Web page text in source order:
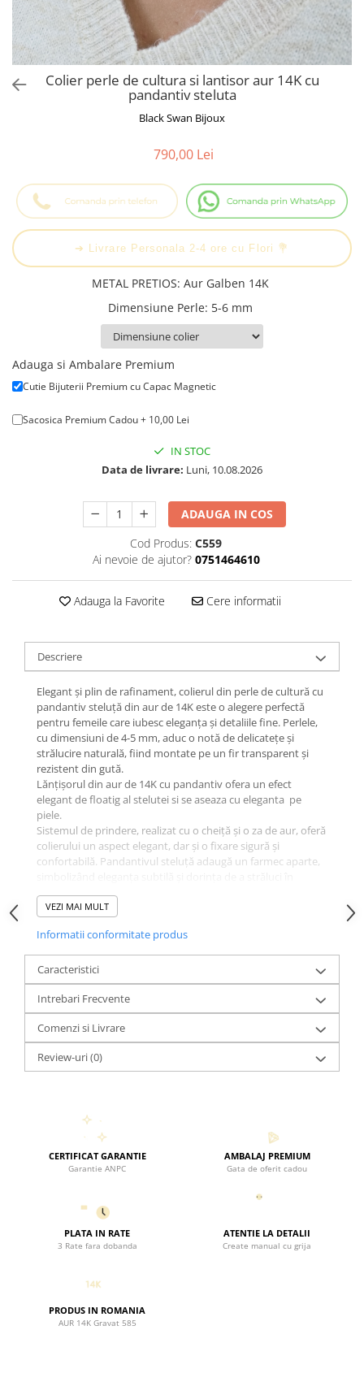
Cadouri pentru Absolvire
Cadou Educatoare / Invatatoare /
Profesoare
Cadouri Cupluri
Cercei din aur
Bijuterii Profesii
Bijuterii Pasiuni & Hobby
Bijuterii Tematice Sport
Bijuterii cu mesaj Motivational
Bijuterii personalizate cu poza
Colier perle de cultura si lantisor aur 14K cu
pandantiv steluta
Black Swan Bijoux
790,00 Lei
➔ Livrare Personala 2-4 ore cu Flori 💐
METAL PRETIOS: Aur Galben 14K
Dimensiune Perle: 5-6 mm
Adauga si Ambalare Premium
Cutie Bijuterii Premium cu Capac Magnetic
Sacosica Premium Cadou + 10,00 Lei
IN STOC
Data de livrare: Luni, 10.08.2026
ADAUGA IN COS
Cod Produs: C559
Ai nevoie de ajutor? 0751464610
Adauga la Favorite Cere informatii
Descriere
Elegant și plin de rafinament, colierul din perle de cultură cu
pandantiv steluță din aur de 14K este o alegere perfectă
pentru femeile care iubesc eleganța și detaliile fine. Perlele,
cu dimensiuni de 4-5 mm, aduc o notă de delicatețe și
strălucire naturală, fiind montate pe un fir transparent și
rezistent din gută.
Lănțișorul din aur de 14K cu pandantiv ofera un efect
elegant de floatig al stelutei si se aseaza cu eleganta pe
piele.
Sistemul de prindere, realizat cu o cheiță și o za de aur, oferă
colierului un aspect elegant, dar și o fixare sigură și
confortabilă. Pandantivul steluță adaugă un farmec aparte,
fiecare moment.
Un cadou ideal sau o piesă esențială pentru colecția ta de
unul dintre accesoriile preferate, gata să îți completeze orice
ținută cu o notă de sofisticare unică.
Acest colier este livrat într-un ambalaj premium, ideal pentru
a fi oferit cadou, oferind în același timp o experiență unică
de unboxing. Este o piesă esențială pentru colecția ta de
bijuterii, gata să îți completeze orice ținută cu o notă
luxurianta.
VEZI MAI MULT
Informatii conformitate produs
Caracteristici
Intrebari Frecvente
Comenzi si Livrare
Review-uri(0)
CERTIFICAT GARANTIE
Garantie ANPC
AMBALAJ PREMIUM
Gata de oferit cadou
PLATA IN RATE
3 Rate fara dobanda
ATENTIE LA DETALII
Create manual cu grija
PRODUS IN ROMANIA
AUR 14K Gravat 585